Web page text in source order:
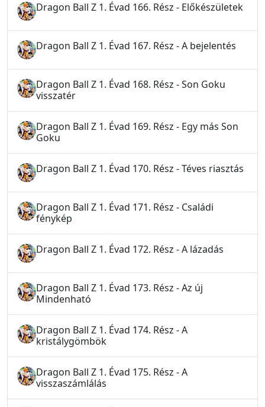
Dragon Ball Z 1. Évad 166. Rész - Előkészületek
Dragon Ball Z 1. Évad 167. Rész - A bejelentés
Dragon Ball Z 1. Évad 168. Rész - Son Goku
visszatér
Dragon Ball Z 1. Évad 169. Rész - Egy más Son
Goku
Dragon Ball Z 1. Évad 170. Rész - Téves riasztás
Dragon Ball Z 1. Évad 171. Rész - Családi
fénykép
Dragon Ball Z 1. Évad 172. Rész - A lázadás
Dragon Ball Z 1. Évad 173. Rész - Az új
Mindenható
Dragon Ball Z 1. Évad 174. Rész - A
kristálygömbök
Dragon Ball Z 1. Évad 175. Rész - A
visszaszámlálás